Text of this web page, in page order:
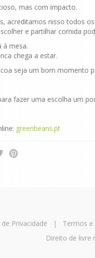
mas com impacto.
acreditamos nisso todos os
e partilhar comida
à mesa.
chega a estar.
seja um bom momento
fazer uma escolha um
greenbeans.pt
de Privacidade | Termos e
Direito de livre